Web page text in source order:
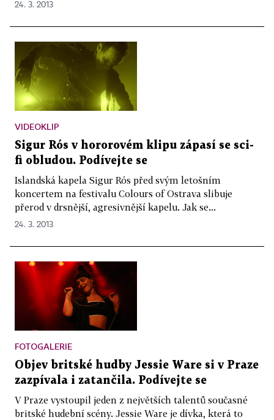
24. 3. 2013
VIDEOKLIP
Sigur Rós v hororovém klipu zápasí se sci-
fi obludou. Podívejte se
Islandská kapela Sigur Rós před svým letošním
koncertem na festivalu Colours of Ostrava slibuje
přerod v drsnější, agresivnější kapelu. Jak se...
24. 3. 2013
FOTOGALERIE
Objev britské hudby Jessie Ware si v Praze
zazpívala i zatančila. Podívejte se
V Praze vystoupil jeden z největších talentů současné
britské hudební scény. Jessie Ware je dívka, která to